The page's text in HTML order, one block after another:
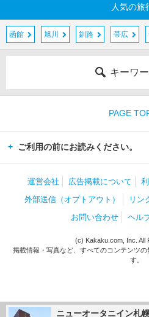
ニューオータニイン札
人気の旅
函館 旭川 釧路 帯広
キーワ
PAGE
ご利用の前にお読みください。
運営会社 広告掲載について
外部送信（オプトアウト）
リン
お問い合わせ
ヘル
(c) Kakaku.com, Inc. All
掲載情報・写真など、すべてのコンテンツ
す。